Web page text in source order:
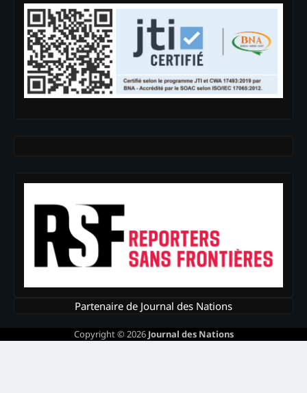
Partenaire de Journal des Nations
Copyright © 2026 Journal des Nations